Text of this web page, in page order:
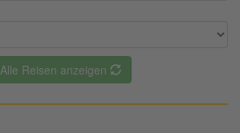
Alle Reisen anzeigen